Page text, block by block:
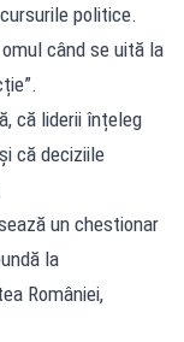
politice.
când se uită la
că liderii înțeleg
că deciziile
un chestionar
la
României,